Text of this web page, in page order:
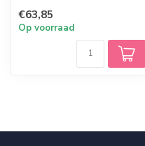
afgewerkte houten p...
€63,85
Op voorraad